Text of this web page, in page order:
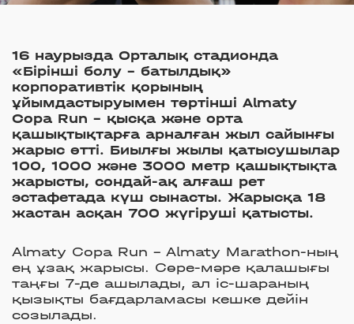
16 наурызда Орталық стадионда
«Бірінші болу - батылдық»
корпоративтік қорының
ұйымдастыруымен төртінші Almaty
Copa Run - қысқа және орта
қашықтықтарға арналған жыл сайынғы
жарыс өтті. Биылғы жылы қатысушылар
100, 1000 және 3000 метр қашықтықта
жарысты, сондай-ақ алғаш рет
эстафетада күш сынасты. Жарысқа 18
жастан асқан 700 жүгіруші қатысты.
Almaty Copa Run - Almaty Marathon-ның
ең ұзақ жарысы. Сөре-мәре қалашығы
таңғы 7-де ашылады, ал іс-шараның
қызықты бағдарламасы кешке дейін
созылады.